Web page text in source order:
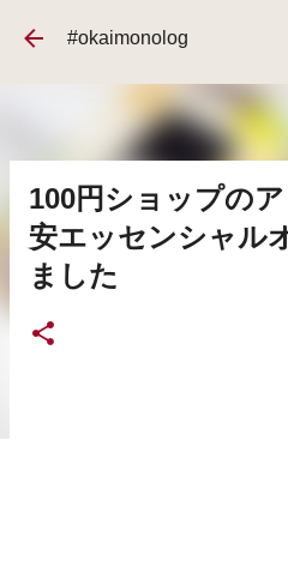
スキップしてメイン
#okaimonolog
100円ショップの
安エッセンシャル
ました